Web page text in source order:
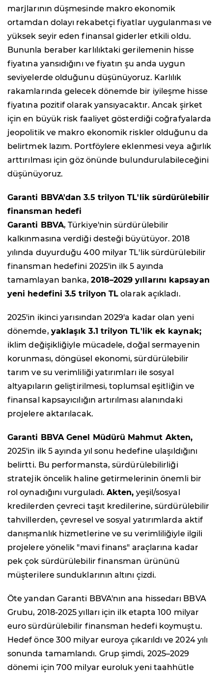
marjlarının düşmesinde makro ekonomik
ortamdan dolayı rekabetçi fiyatlar uygulanması ve
yüksek seyir eden finansal giderler etkili oldu.
Bununla beraber karlılıktaki gerilemenin hisse
fiyatına yansıdığını ve fiyatın şu anda uygun
seviyelerde olduğunu düşünüyoruz. Karlılık
rakamlarında gelecek dönemde bir iyileşme hisse
fiyatına pozitif olarak yansıyacaktır. Ancak şirket
için en büyük risk faaliyet gösterdiği coğrafyalarda
jeopolitik ve makro ekonomik riskler olduğunu da
belirtmek lazım. Portföylere eklenmesi veya ağırlık
arttırılması için göz önünde bulundurulabileceğini
düşünüyoruz.
Garanti BBVA'dan 3.5 trilyon TL'lik sürdürülebilir
finansman hedefi
Garanti BBVA, Türkiye'nin sürdürülebilir
kalkınmasına verdiği desteği büyütüyor. 2018
yılında duyurduğu 400 milyar TL'lik sürdürülebilir
finansman hedefini 2025'in ilk 5 ayında
tamamlayan banka,2018–2029 yıllarını kapsayan
yeni hedefini 3.5 trilyon TL olarak açıkladı.
2025'in ikinci yarısından 2029'a kadar olan yeni
dönemde, yaklaşık 3.1 trilyon TL'lik ek kaynak;
iklim değişikliğiyle mücadele, doğal sermayenin
korunması, döngüsel ekonomi, sürdürülebilir
tarım ve su verimliliği yatırımları ile sosyal
altyapıların geliştirilmesi, toplumsal eşitliğin ve
finansal kapsayıcılığın artırılması alanındaki
projelere aktarılacak.
Garanti BBVA Genel Müdürü Mahmut Akten,
2025'in ilk 5 ayında yıl sonu hedefine ulaşıldığını
belirtti. Bu performansta, sürdürülebilirliği
stratejik öncelik haline getirmelerinin önemli bir
rol oynadığını vurguladı.Akten, yeşil/sosyal
kredilerden çevreci taşıt kredilerine, sürdürülebilir
tahvillerden, çevresel ve sosyal yatırımlarda aktif
danışmanlık hizmetlerine ve su verimliliğiyle ilgili
projelere yönelik "mavi finans" araçlarına kadar
pek çok sürdürülebilir finansman ürününü
müşterilere sunduklarının altını çizdi.
Öte yandan Garanti BBVA'nın ana hissedarı BBVA
Grubu, 2018-2025 yılları için ilk etapta 100 milyar
euro sürdürülebilir finansman hedefi koymuştu.
Hedef önce 300 milyar euroya çıkarıldı ve 2024 yılı
sonunda tamamlandı. Grup şimdi, 2025–2029
dönemi için 700 milyar euroluk yeni taahhütle